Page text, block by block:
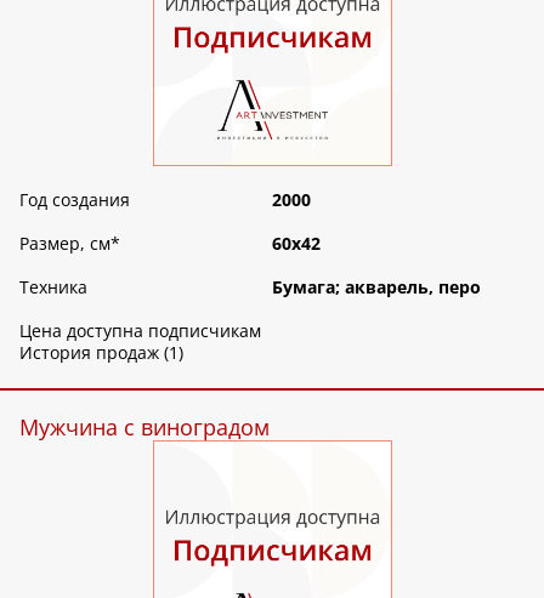
Год создания
2000
Размер, см*
60х42
Техника
Бумага; акварель, перо
Цена доступна подписчикам
История продаж (1)
Мужчина с виноградом